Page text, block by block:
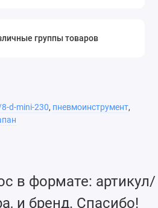
группы товаров
8-d-mini-230, пневмоинструмент,
в формате: артикул/
и бренд. Спасибо!